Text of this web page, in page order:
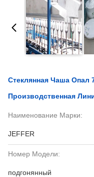
Стеклянная Чаша Опал
Производственная
Наименование Марки:
JEFFER
Номер Модели:
подгонянный